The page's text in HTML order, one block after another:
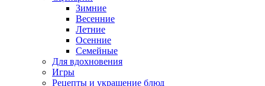
Зимние
Весенние
Летние
Осенние
Семейные
Для вдохновения
Игры
Рецепты и украшение блюд